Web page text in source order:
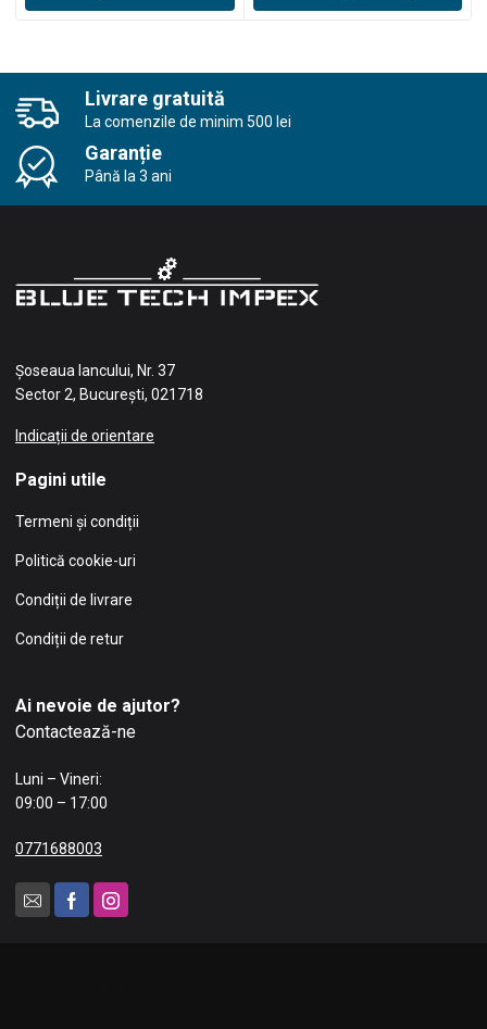
Livrare gratuită
La comenzile de minim 500 lei
Garanție
Până la 3 ani
Șoseaua Iancului, Nr. 37
Sector 2, București, 021718
Indicații de orientare
Pagini utile
Termeni și condiții
Politică cookie-uri
Condiții de livrare
Condiții de retur
Ai nevoie de ajutor?
Contactează-ne
Luni – Vineri:
09:00 – 17:00
0771688003